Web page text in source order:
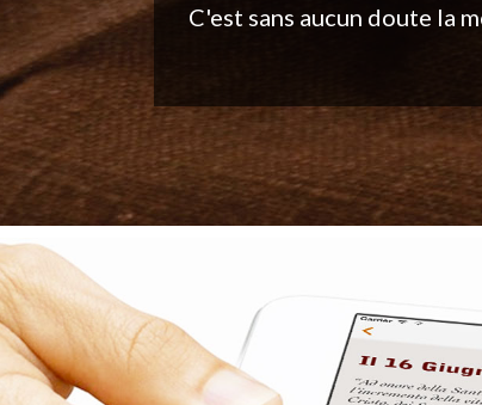
Belle application, j'adore